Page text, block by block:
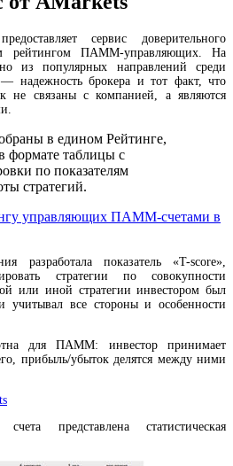
сервис доверительного
рейтингом ПАММ-управляющих. На
из популярных направлений среди
надежность брокера и тот факт, что
не связаны с компанией, а являются
в едином Рейтинге,
формате таблицы с
по показателям
стратегий.
управляющих ПАММ-счетами в
разработала показатель «T-score»,
стратегии по совокупности
или иной стратегии инвестором был
учитывал все стороны и особенности
для ПАММ: инвестор принимает
прибыль/убыток делятся между ними
представлена статистическая